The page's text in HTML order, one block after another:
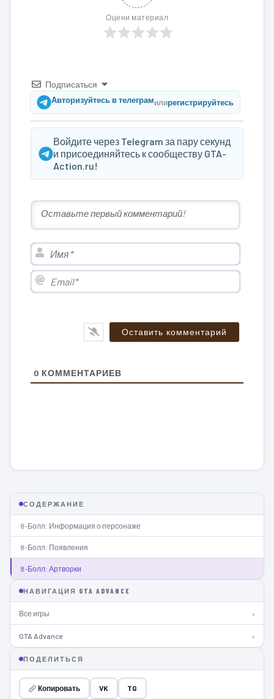
Оцени материал
Подписаться
Авторизуйтесь в телеграмилирегистрируйтесь
Войдите через Telegram за пару секунд
и присоединяйтесь к сообществу GTA-
Action.ru!
Имя*
Email*
0 КОММЕНТАРИЕВ
СОДЕРЖАНИЕ
8-Болл: Информация о персонаже
8-Болл: Появления
8-Болл: Артворки
НАВИГАЦИЯ GTA ADVANCE
Все игры ›
GTA Advance ›
ПОДЕЛИТЬСЯ
Копировать VK TG